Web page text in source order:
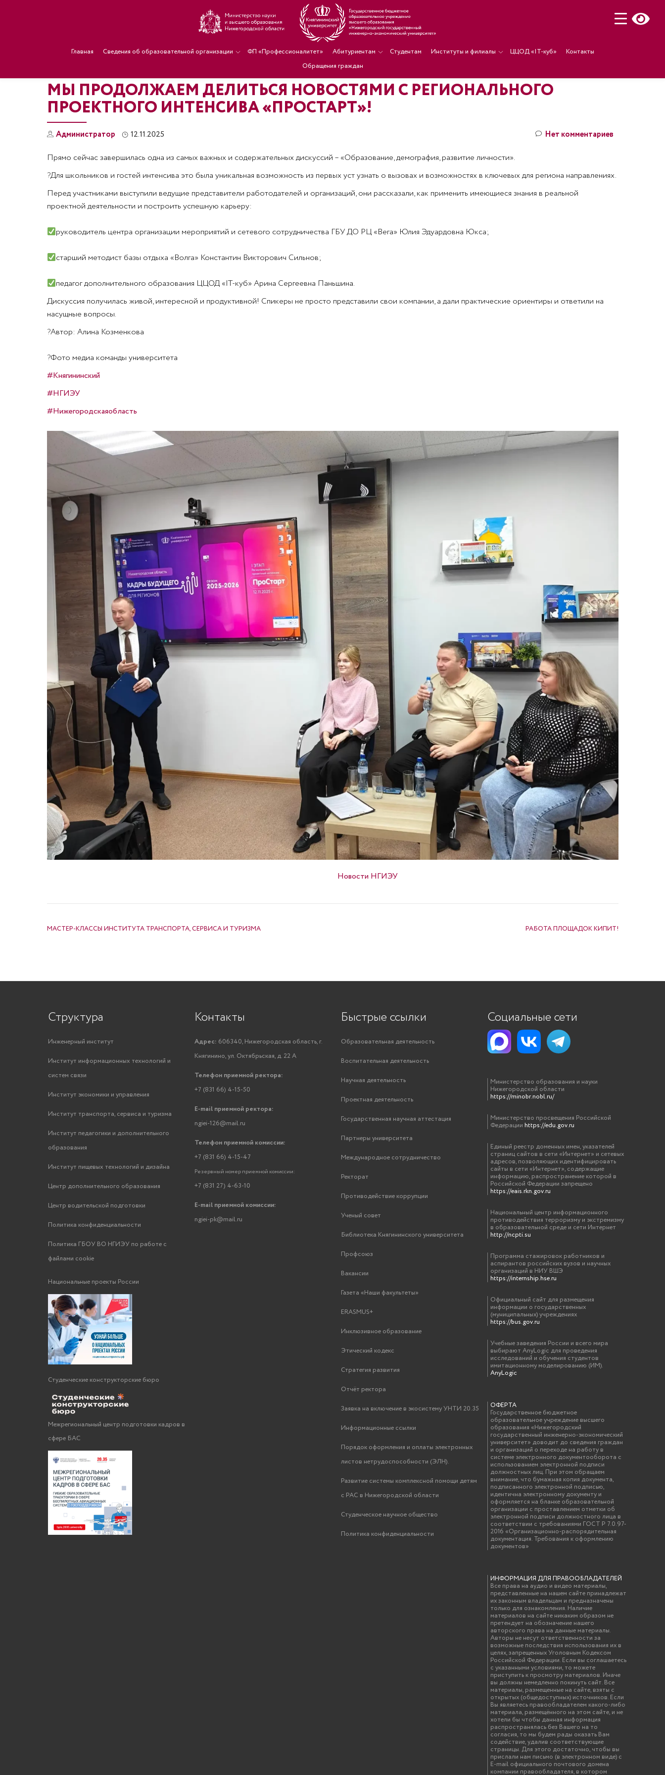
Главная Сведения об образовательной организации ФП «Профессионалитет» Абитуриентам Студентам Институты и филиалы ЦЦОД «IT-куб»
Контакты
Обращения граждан
МЫ ПРОДОЛЖАЕМ ДЕЛИТЬСЯ НОВОСТЯМИ С РЕГИОНАЛЬНОГО
ПРОЕКТНОГО ИНТЕНСИВА «ПРОСТАРТ»!
Администратор 12.11.2025 Нет комментариев
Прямо сейчас завершилась одна из самых важных и содержательных дискуссий – «Образование, демография, развитие личности».
?Для школьников и гостей интенсива это была уникальная возможность из первых уст узнать о вызовах и возможностях в ключевых для региона направлениях.
Перед участниками выступили ведущие представители работодателей и организаций, они рассказали, как применить имеющиеся знания в реальной
проектной деятельности и построить успешную карьеру:
руководитель центра организации мероприятий и сетевого сотрудничества ГБУ ДО РЦ «Вега» Юлия Эдуардовна Юкса;
старший методист базы отдыха «Волга» Константин Викторович Сильнов;
педагог дополнительного образования ЦЦОД «IT-куб» Арина Сергеевна Паньшина.
Дискуссия получилась живой, интересной и продуктивной! Спикеры не просто представили свои компании, а дали практические ориентиры и ответили на
насущные вопросы.
?Автор: Алина Козменкова
?Фото медиа команды университета
#Княгининский
#НГИЭУ
#Нижегородскаяобласть
Новости НГИЭУ
МАСТЕР-КЛАССЫ ИНСТИТУТА ТРАНСПОРТА, СЕРВИСА И ТУРИЗМА РАБОТА ПЛОЩАДОК КИПИТ!
Структура
Инженерный институт
Институт информационных технологий и
систем связи
Институт экономики и управления
Институт транспорта, сервиса и туризма
Институт педагогики и дополнительного
образования
Институт пищевых технологий и дизайна
Центр дополнительного образования
Центр водительской подготовки
Политика конфиденциальности
Политика ГБОУ ВО НГИЭУ по работе с
файлами cookie
Национальные проекты России
Студенческие конструкторские бюро
Межрегиональный центр подготовки кадров в
сфере БАС
Контакты
Адрес: 606340, Нижегородская область, г.
Княгинино, ул. Октябрьская, д. 22 А
Телефон приемной ректора:
+7 (831 66) 4-15-50
E-mail приемной ректора:
ngiei-126@mail.ru
Телефон приемной комиссии:
+7 (831 66) 4-15-47
Резервный номер приемной комиссии:
+7 (831 27) 4-63-10
E-mail приемной комиссии:
ngiei-pk@mail.ru
Быстрые ссылки
Образовательная деятельность
Воспитательная деятельность
Научная деятельность
Проектная деятельность
Государственная научная аттестация
Партнеры университета
Международное сотрудничество
Ректорат
Противодействие коррупции
Ученый совет
Библиотека Княгининского университета
Профсоюз
Вакансии
Газета «Наши факультеты»
ERASMUS+
Инклюзивное образование
Этический кодекс
Стратегия развития
Отчёт ректора
Заявка на включение в экосистему УНТИ 20.35
Информационные ссылки
Порядок оформления и оплаты электронных
листов нетрудоспособности (ЭЛН).
Развитие системы комплексной помощи детям
с РАС в Нижегородской области
Студенческое научное общество
Политика конфиденциальности
Социальные сети
Министерство образования и науки
Нижегородской области
https://minobr.nobl.ru/
Министерство просвещения Российской
Федерации https://edu.gov.ru
Единый реестр доменных имен, указателей
страниц сайтов в сети «Интернет» и сетевых
адресов, позволяющих идентифицировать
сайты в сети «Интернет», содержащие
информацию, распространение которой в
Российской Федерации запрещено
https://eais.rkn.gov.ru
Национальный центр информационного
противодействия терроризму и экстремизму
в образовательной среде и сети Интернет
http://ncpti.su
Программа стажировок работников и
аспирантов российских вузов и научных
организаций в НИУ ВШЭ
https://internship.hse.ru
Официальный сайт для размещения
информации о государственных
(муниципальных) учреждениях
https://bus.gov.ru
Учебные заведения России и всего мира
выбирают AnyLogic для проведения
исследований и обучения студентов
имитационному моделированию (ИМ).
AnyLogic
ОФЕРТА
Государственное бюджетное
образовательное учреждение высшего
образования «Нижегородский
государственный инженерно-экономический
университет» доводит до сведения граждан
и организаций о переходе на работу в
системе электронного документооборота с
использованием электронной подписи
должностных лиц. При этом обращаем
внимание, что бумажная копия документа,
подписанного электронной подписью,
идентична электронному документу и
оформляется на бланке образовательной
организации с проставлением отметки об
электронной подписи должностного лица в
соответствии с требованиями ГОСТ Р 7.0.97-
2016 «Организационно-распорядительная
документация. Требования к оформлению
документов»
ИНФОРМАЦИЯ ДЛЯ ПРАВООБЛАДАТЕЛЕЙ
Все права на аудио и видео материалы,
представленные на нашем сайте принадлежат
их законным владельцам и предназначены
только для ознакомления. Наличие
материалов на сайте никаким образом не
претендует на обозначение нашего
авторского права на данные материалы.
Авторы не несут ответственности за
возможные последствия использования их в
целях, запрещенных Уголовным Кодексом
Российской Федерации. Если вы соглашаетесь
с указанными условиями, то можете
приступить к просмотру материалов. Иначе
вы должны немедленно покинуть сайт. Все
материалы, размещенные на сайте, взяты с
открытых (общедоступных) источников. Если
Вы являетесь правообладателем какого-либо
материала, размещённого на этом сайте, и не
хотели бы чтобы данная информация
распространялась без Вашего на то
согласия, то мы будем рады оказать Вам
содействие, удалив соответствующие
страницы. Для этого достаточно, чтобы вы
прислали нам письмо (в электронном виде) с
E-mail официального почтового домена
компании правообладателя, в котором